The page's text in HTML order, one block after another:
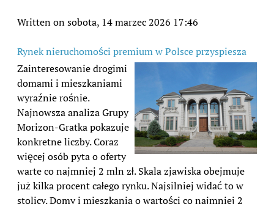
Written on sobota, 14 marzec 2026 17:46
Rynek nieruchomości premium w Polsce przyspiesza
Zainteresowanie drogimi
domami i mieszkaniami
wyraźnie rośnie.
Najnowsza analiza Grupy
Morizon-Gratka pokazuje
konkretne liczby. Coraz
więcej osób pyta o oferty
warte co najmniej 2 mln zł. Skala zjawiska obejmuje
już kilka procent całego rynku. Najsilniej widać to w
stolicy. Domy i mieszkania o wartości co najmniej 2